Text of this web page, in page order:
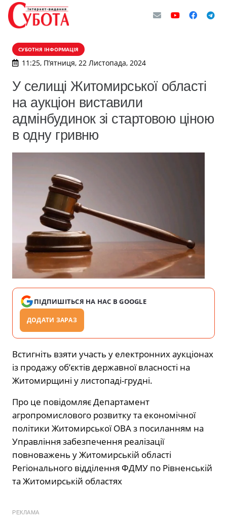
СУБОТНЯ ІНФОРМАЦІЯ
11:25, П’ятниця, 22 Листопада, 2024
У селищі Житомирської області
на аукціон виставили
адмінбудинок зі стартовою ціною
в одну гривню
ПІДПИШІТЬСЯ НА НАС В GOOGLE
ДОДАТИ ЗАРАЗ
Встигніть взяти участь у електронних аукціонах
із продажу об’єктів державної власності на
Житомирщині у листопаді-грудні.
Про це повідомляє Департамент
агропромислового розвитку та економічної
політики Житомирської ОВА з посиланням на
Управління забезпечення реалізації
повноважень у Житомирській області
Регіонального відділення ФДМУ по Рівненській
та Житомирській областях
РЕКЛАМА